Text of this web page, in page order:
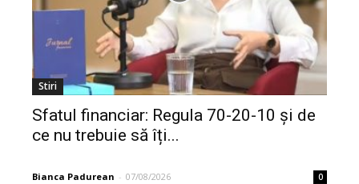
Stiri
Sfatul financiar: Regula 70-20-10 și de
ce nu trebuie să îți...
Bianca Padurean - 07/08/2026 0